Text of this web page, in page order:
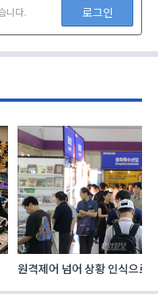
니다. 로그인
원격제어 넘어 상황 인식으로,